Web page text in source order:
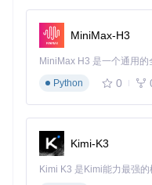
FUNCTION init()
FUNCTION
mmio_base:
}
MiniMax-H3
Python
0
Kimi-K3